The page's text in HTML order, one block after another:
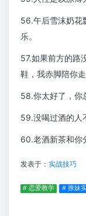
56.午后雪沫奶花
乐。
57.如果前方的路
鞋，我赤脚陪你走
58.你太好了，你
59.没喝过酒的人
60.老酒新茶和你
发表于： 实战技巧
# 恋爱教学 # 撩妹